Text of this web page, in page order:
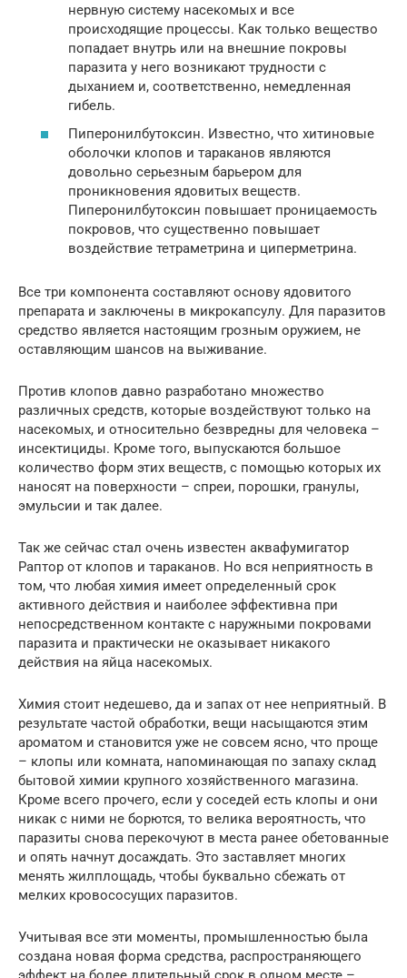
нервную систему насекомых и все
происходящие процессы. Как только вещество
попадает внутрь или на внешние покровы
паразита у него возникают трудности с
дыханием и, соответственно, немедленная
гибель.
Пиперонилбутоксин. Известно, что хитиновые
оболочки клопов и тараканов являются
довольно серьезным барьером для
проникновения ядовитых веществ.
Пиперонилбутоксин повышает проницаемость
покровов, что существенно повышает
воздействие тетраметрина и циперметрина.
Все три компонента составляют основу ядовитого
препарата и заключены в микрокапсулу. Для паразитов
средство является настоящим грозным оружием, не
оставляющим шансов на выживание.
Против клопов давно разработано множество
различных средств, которые воздействуют только на
насекомых, и относительно безвредны для человека –
инсектициды. Кроме того, выпускаются большое
количество форм этих веществ, с помощью которых их
наносят на поверхности – спреи, порошки, гранулы,
эмульсии и так далее.
Так же сейчас стал очень известен аквафумигатор
Раптор от клопов и тараканов. Но вся неприятность в
том, что любая химия имеет определенный срок
активного действия и наиболее эффективна при
непосредственном контакте с наружными покровами
паразита и практически не оказывает никакого
действия на яйца насекомых.
Химия стоит недешево, да и запах от нее неприятный. В
результате частой обработки, вещи насыщаются этим
ароматом и становится уже не совсем ясно, что проще
– клопы или комната, напоминающая по запаху склад
бытовой химии крупного хозяйственного магазина.
Кроме всего прочего, если у соседей есть клопы и они
никак с ними не борются, то велика вероятность, что
паразиты снова перекочуют в места ранее обетованные
и опять начнут досаждать. Это заставляет многих
менять жилплощадь, чтобы буквально сбежать от
мелких кровососущих паразитов.
Учитывая все эти моменты, промышленностью была
создана новая форма средства, распространяющего